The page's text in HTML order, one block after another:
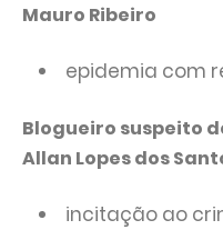
Mauro Ribeiro
epidemia com
Blogueiro suspeito
Allan Lopes dos
incitação ao